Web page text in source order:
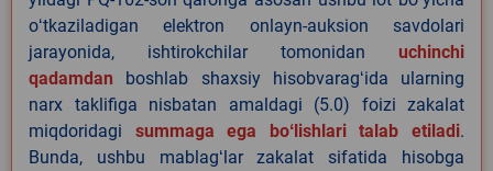
oʻtkaziladigan elektron onlayn-auksion savdolari
jarayonida, ishtirokchilar tomonidan uchinchi
qadamdan boshlab shaxsiy hisobvaragʻida ularning
narx taklifiga nisbatan amaldagi (5.0) foizi zakalat
miqdoridagi summaga ega boʻlishlari talab etiladi.
Bunda, ushbu mablagʻlar zakalat sifatida hisobga